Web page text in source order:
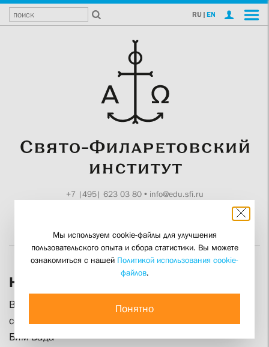
RU | EN
+7 |495| 623 03 80• info@edu.sfi.ru
Не требуйте, а ожидайте
В клубе интеллектуального досуга «Событие» прошел
семинар известного российского педагога Бориса
Бим-Бада
Мы используем cookie-файлы для улучшения
пользовательского опыта и сбора статистики. Вы можете
ознакомиться с нашей Политикой использования cookie-
файлов.
Понятно